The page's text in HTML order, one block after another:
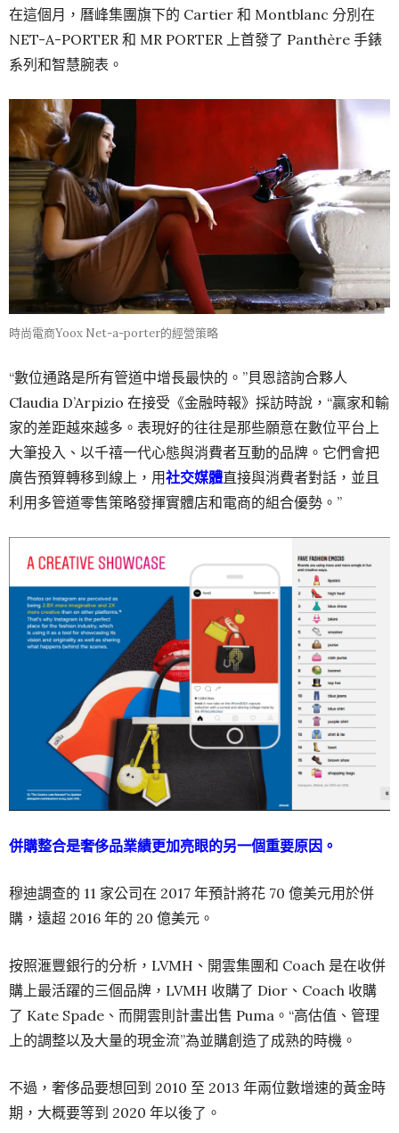
在這個月，曆峰集團旗下的 Cartier 和 Montblanc 分別在
NET-A-PORTER 和 MR PORTER 上首發了 Panthère 手錶
系列和智慧腕表。
時尚電商Yoox Net-a-porter的經營策略
“數位通路是所有管道中增長最快的。”貝恩諮詢合夥人
Claudia D’Arpizio 在接受《金融時報》採訪時說，“贏家和輸
家的差距越來越多。表現好的往往是那些願意在數位平台上
大筆投入、以千禧一代心態與消費者互動的品牌。它們會把
廣告預算轉移到線上，用社交媒體直接與消費者對話，並且
利用多管道零售策略發揮實體店和電商的組合優勢。”
併購整合是奢侈品業績更加亮眼的另一個重要原因。
穆迪調查的 11 家公司在 2017 年預計將花 70 億美元用於併
購，遠超 2016 年的 20 億美元。
按照滙豐銀行的分析，LVMH、開雲集團和 Coach 是在收併
購上最活躍的三個品牌，LVMH 收購了 Dior、Coach 收購
了 Kate Spade、而開雲則計畫出售 Puma。“高估值、管理
上的調整以及大量的現金流”為並購創造了成熟的時機。
不過，奢侈品要想回到 2010 至 2013 年兩位數增速的黃金時
期，大概要等到 2020 年以後了。